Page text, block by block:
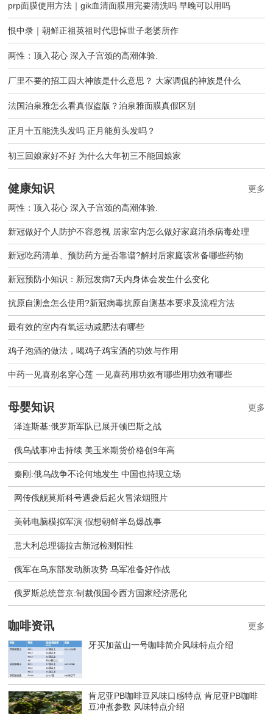
prp面膜使用方法｜gik血清面膜用完要清洗吗 早晚可以用吗
恨中录｜朝鲜正祖英祖时代思悼世子老婆所作
两性：顶入花心 深入子宫颈的高潮体验.
厂里不要的招工四大神族是什么意思？ 大家调侃的神族是什么
法国泊泉雅怎么看真假盗版？泊泉雅面膜真假区别
正月十五能洗头发吗 正月能剪头发吗？
初三回娘家好不好 为什么大年初三不能回娘家
健康知识
两性：顶入花心 深入子宫颈的高潮体验.
新冠做好个人防护不容忽视 居家室内怎么做好家庭消杀病毒处理
新冠吃药清单、预防药方是否靠谱?解封后家庭该常备哪些药物
新冠预防小知识：新冠发病7天内身体会发生什么变化
抗原自测盒怎么使用?新冠病毒抗原自测基本要求及流程方法
最有效的室内有氧运动减肥法有哪些
鸡子泡酒的做法，喝鸡子鸡宝酒的功效与作用
中药一见喜别名穿心莲 一见喜药用功效有哪些用功效有哪些
更多
母婴知识
泽连斯基:俄罗斯军队已展开顿巴斯之战
俄乌战事冲击持续 美玉米期货价格创9年高
秦刚:俄乌战争不论何地发生 中国也持现立场
网传俄舰莫斯科号遇袭后起火冒浓烟照片
美韩电脑模拟军演 假想朝鲜半岛爆战事
意大利总理德拉吉新冠检测阳性
俄军在乌东部发动新攻势 乌军准备好作战
​俄罗斯总统普京:制裁俄国令西方国家经济恶化
更多
咖啡资讯
牙买加蓝山一号咖啡简介风味特点介绍
肯尼亚PB咖啡豆风味口感特点 肯尼亚PB咖啡
豆冲煮参数 风味特点介绍
更多